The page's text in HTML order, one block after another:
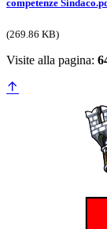
competenze
(269.86 KB)
Visite alla pagina: